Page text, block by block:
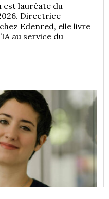
est lauréate du
Directrice
Edenred, elle livre
au service du